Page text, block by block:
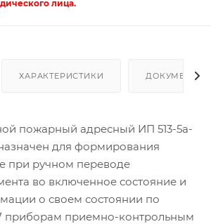
лица.
ХАРАКТЕРИСТИКИ ДОКУМЕНТЫ
пожарный адресный ИП 513-5a-
для формирования
при ручном переводе
во включенное состояние и
о своем состоянии по
приборам приемно-контрольным